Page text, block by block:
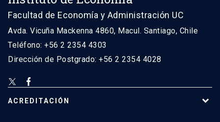
Facultad de Economía y Administración UC
Avda. Vicuña Mackenna 4860, Macul. Santiago, Chile
Teléfono: +56 2 2354 4303
Dirección de Postgrado: +56 2 2354 4028
ACREDITACIÓN